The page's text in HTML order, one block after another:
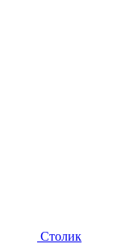
Столик